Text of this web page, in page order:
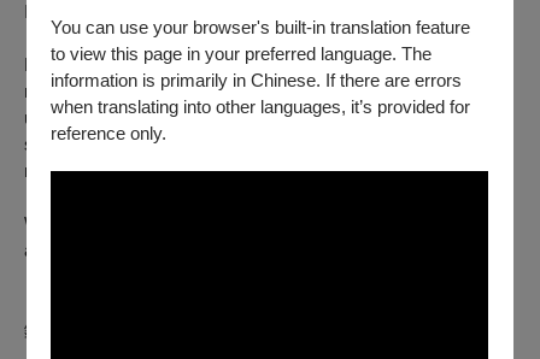
You can use your browser's built-in translation feature
to view this page in your preferred language. The
information is primarily in Chinese. If there are errors
when translating into other languages, it’s provided for
reference only.
Improv x Murder Mystery x Detective
Night of the Suspectsis a high-stakes, fully unscripted
mystery—driven entirely by yourprompts. As secrets and lies
unravel, every choice triggers a butterfly effect, reshaping the
story in real time. In this game of psychological chess, there is
no script and no set ending.
Who is the victim, and who is the mastermind? You aren't just
an audience—you are an accomplice to the perfect crime.
鍵！」